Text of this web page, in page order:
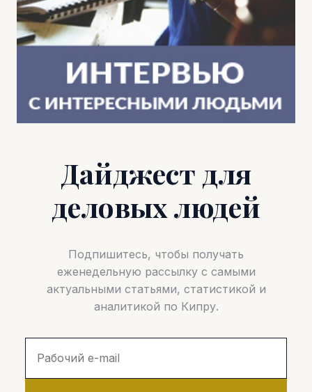
Дайджест для
деловых людей
Подпишитесь, чтобы получать
еженедельную рассылку с самыми
актуальными статьями, статистикой и
аналитикой по Кипру.